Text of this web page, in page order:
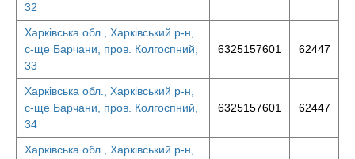
32
Харківська обл., Харківський р-н,
с-ще Барчани, пров. Колгоспний,
33
6325157601 62447
Харківська обл., Харківський р-н,
с-ще Барчани, пров. Колгоспний,
34
6325157601 62447
Харківська обл., Харківський р-н,